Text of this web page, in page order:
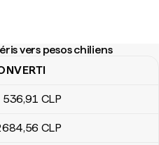
vers pesos chiliens
vers pesos chiliens
536,91 CLP
684,56 CLP